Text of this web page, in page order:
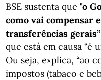
BSE sustenta que "o
como vai compensar
transferências gerais”
que está em causa “é
Ou seja, explica, “ao
impostos (tabaco e